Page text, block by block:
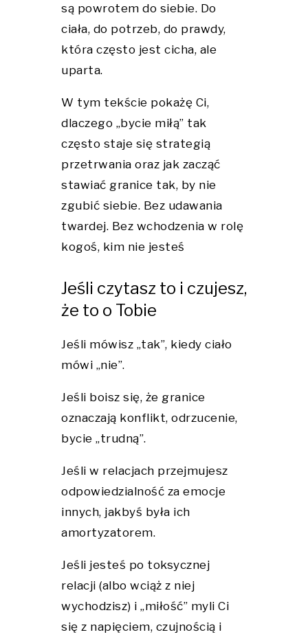
są powrotem do siebie. Do
ciała, do potrzeb, do prawdy,
która często jest cicha, ale
uparta.
W tym tekście pokażę Ci,
dlaczego „bycie miłą” tak
często staje się strategią
przetrwania oraz jak zacząć
stawiać granice tak, by nie
zgubić siebie. Bez udawania
twardej. Bez wchodzenia w rolę
kogoś, kim nie jesteś
Jeśli czytasz to i czujesz,
że to o Tobie
Jeśli mówisz „tak”, kiedy ciało
mówi „nie”.
Jeśli boisz się, że granice
oznaczają konflikt, odrzucenie,
bycie „trudną”.
Jeśli w relacjach przejmujesz
odpowiedzialność za emocje
innych, jakbyś była ich
amortyzatorem.
Jeśli jesteś po toksycznej
relacji (albo wciąż z niej
wychodzisz) i „miłość” myli Ci
się z napięciem, czujnością i